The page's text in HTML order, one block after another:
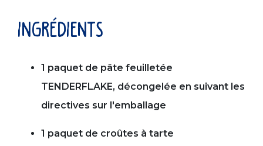
ingrédients
1 paquet de pâte feuilletée
TENDERFLAKE, décongelée en suivant les
directives sur l'emballage
1 paquet de croûtes à tarte